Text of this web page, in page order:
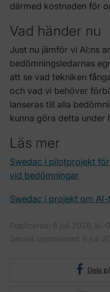
därmed kostnaden för
Vad händer nu
Just nu jämför vi AI:ns
bedömningsledarnas
att se vad tekniken
och vad vi behöver
lanseras till alla
kunna göra detta under
Läs mer
Swedac i pilotprojekt
vid bedömningar
Swedac i projekt om AI-
Publicerad: 6 juli 2026, kl.
Senast uppdaterad: 6 juli
Dela